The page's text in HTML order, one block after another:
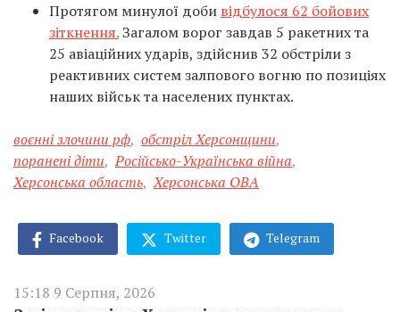
Протягом минулої доби відбулося 62 бойових
зіткнення.Загалом ворог завдав 5 ракетних та
25 авіаційних ударів, здійснив 32 обстріли з
реактивних систем залпового вогню по позиціях
наших військ та населених пунктах.
воєнні злочини рф, обстріл Херсонщини,
поранені діти, Російсько-Українська війна,
Херсонська область, Херсонська ОВА
Facebook Twitter Telegram
15:18 9 Серпня, 2026